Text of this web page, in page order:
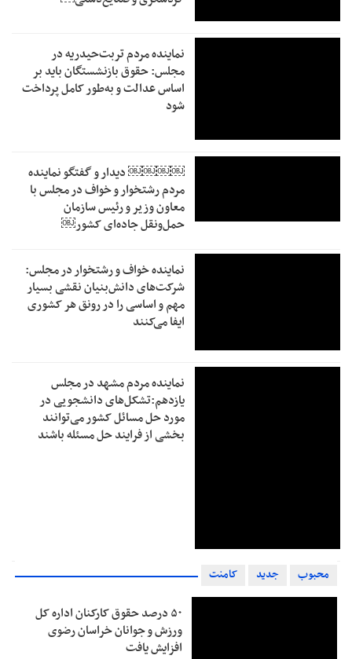
نماینده مردم تربت‌حیدریه در
مجلس: حقوق بازنشستگان باید بر
اساس عدالت و به‌طور کامل پرداخت
شود
￼￼￼￼‏ دیدار و گفتگو نماینده
مردم رشتخوار و خواف در مجلس با
معاون وزیر و رئیس سازمان
حمل‌ونقل جاده‌ای کشور￼
نماینده خواف و رشتخوار در مجلس:
شرکت‌های دانش‌بنیان نقشی بسیار
مهم و اساسی را در رونق هر کشوری
ایفا می‌کنند
نماینده مردم مشهد در مجلس
یازدهم:تشکل‌های دانشجویی در
مورد حل مسائل کشور می‌توانند
بخشی از فرایند حل مسئله باشند
محبوب جدید کامنت
۵۰ درصد حقوق کارکنان اداره کل
ورزش و جوانان خراسان رضوی
افزایش یافت